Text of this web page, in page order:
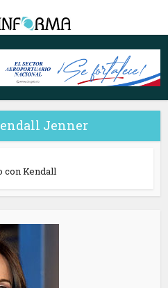
Jenner
con Kendall